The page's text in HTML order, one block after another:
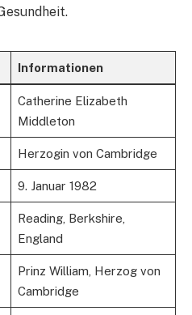
Informationen
Catherine Elizabeth
Middleton
Herzogin von Cambridge
9. Januar 1982
Reading, Berkshire,
England
Prinz William, Herzog von
Cambridge